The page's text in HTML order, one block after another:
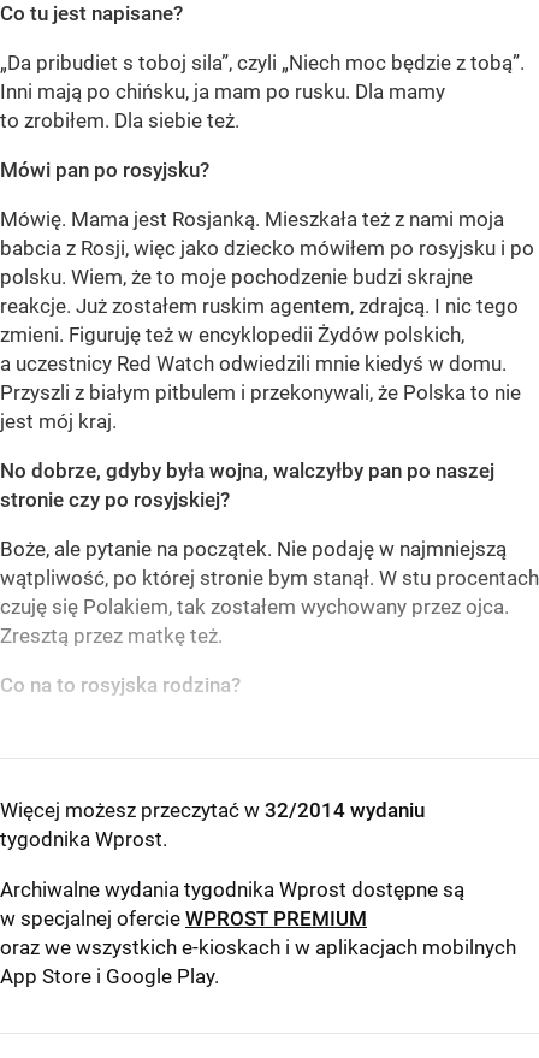
Co tu jest napisane?
„Da pribudiet s toboj sila”, czyli „Niech moc będzie z tobą”.
Inni mają po chińsku, ja mam po rusku. Dla mamy
to zrobiłem. Dla siebie też.
Mówi pan po rosyjsku?
Mówię. Mama jest Rosjanką. Mieszkała też z nami moja
babcia z Rosji, więc jako dziecko mówiłem po rosyjsku i po
polsku. Wiem, że to moje pochodzenie budzi skrajne
reakcje. Już zostałem ruskim agentem, zdrajcą. I nic tego
zmieni. Figuruję też w encyklopedii Żydów polskich,
a uczestnicy Red Watch odwiedzili mnie kiedyś w domu.
Przyszli z białym pitbulem i przekonywali, że Polska to nie
jest mój kraj.
No dobrze, gdyby była wojna, walczyłby pan po naszej
stronie czy po rosyjskiej?
Boże, ale pytanie na początek. Nie podaję w najmniejszą
wątpliwość, po której stronie bym stanął. W stu procentach
czuję się Polakiem, tak zostałem wychowany przez ojca.
Zresztą przez matkę też.
Co na to rosyjska rodzina?
Więcej możesz przeczytać w 32/2014 wydaniu
tygodnika Wprost.
Archiwalne wydania tygodnika Wprost dostępne są
w specjalnej ofercie WPROST PREMIUM
oraz we wszystkich e-kioskach i w aplikacjach mobilnych
App Store i Google Play.